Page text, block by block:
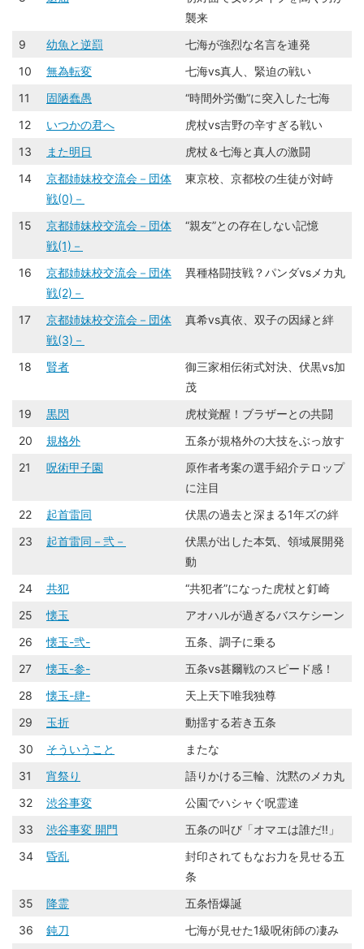
襲来
9
幼魚と逆罰
七海が強烈な名言を連発
10
無為転変
七海vs真人、緊迫の戦い
11
固陋蠢愚
“時間外労働”に突入した七海
12
いつかの君へ
虎杖vs吉野の辛すぎる戦い
13
また明日
虎杖＆七海と真人の激闘
14
京都姉妹校交流会－団体
戦(0)－
東京校、京都校の生徒が対峙
15
京都姉妹校交流会－団体
戦(1)－
“親友”との存在しない記憶
16
京都姉妹校交流会－団体
戦(2)－
異種格闘技戦？パンダvsメカ丸
17
京都姉妹校交流会－団体
戦(3)－
真希vs真依、双子の因縁と絆
18 賢者
御三家相伝術式対決、伏黒vs加
茂
19
黒閃
虎杖覚醒！ブラザーとの共闘
20
規格外
五条が規格外の大技をぶっ放す
21
呪術甲子園
原作者考案の選手紹介テロップ
に注目
22
起首雷同
伏黒の過去と深まる1年ズの絆
23
起首雷同－弐－
伏黒が出した本気、領域展開発
動
24
共犯
“共犯者”になった虎杖と釘崎
25
懐玉
アオハルが過ぎるバスケシーン
26
懐玉-弐-
五条、調子に乗る
27
懐玉-参-
五条vs甚爾戦のスピード感！
28
懐玉-肆-
天上天下唯我独尊
29
玉折
動揺する若き五条
30
そういうこと
またな
31
宵祭り
語りかける三輪、沈黙のメカ丸
32
渋谷事変
公園でハシャぐ呪霊達
33
渋谷事変 開門
五条の叫び「オマエは誰だ!!」
34
昏乱
封印されてもなお力を見せる五
条
35
降霊
五条悟爆誕
36
鈍刀
七海が見せた1級呪術師の凄み